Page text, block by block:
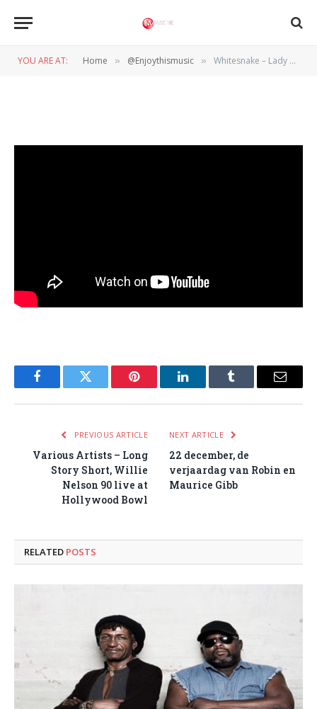
YOU ARE AT: Home » @Enjoythismusic » Whitesnake – Lady Double Dealer
Whitesnake – Lady Double
FacebookTwitter Pinterest LinkedInTumblr Email
PREVIOUS ARTICLE
Various Artists – Long
Story Short, Willie
Nelson 90 live at
Hollywood Bowl
NEXT ARTICLE
22 december, de
verjaardag van Robin en
Maurice Gibb
RELATED POSTS